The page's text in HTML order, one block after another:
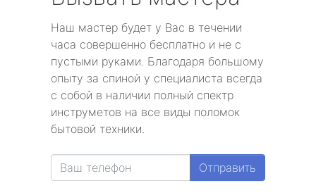
Наш мастер будет у Вас в течении
часа совершенно бесплатно и не с
пустыми руками. Благодаря большому
опыту за спиной у специалиста всегда
с собой в наличии полный спектр
инструметов на все виды поломок
бытовой техники.
Отправить